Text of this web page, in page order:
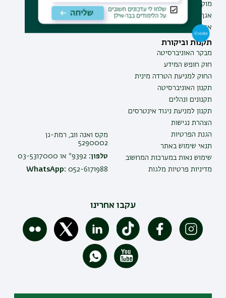
מוקד בקרה לדיווחים
אגף התקשוב
אגף התפעול
תקנות וביקורת
מבקר האוניברסיטה
חוק חופש המידע
החוק למניעת הטרדה מינית
תקנון האוניברסיטה
תקנונים ונהלים
תקנון למניעת ניגוד אינטרסים
הצהרת נגישות
הגנת הפרטיות
תנאי שימוש באתר
שימוש נאות במערכות המחשוב
מדיניות פרטיות מלגות
מקס ואנה ווב, רמת-גן
5290002
טלפון: 9392* או 03-5317000
WhatsApp: 052-6171988
עקבו אחרינו